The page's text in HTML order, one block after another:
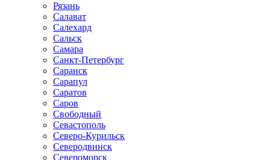
Рязань
Салават
Салехард
Сальск
Самара
Санкт-Петербург
Саранск
Сарапул
Саратов
Саров
Свободный
Севастополь
Северо-Курильск
Северодвинск
Североморск